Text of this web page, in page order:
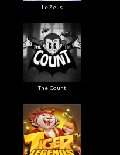
Le Zeus
The Count